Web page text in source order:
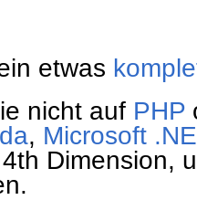
etwas
nicht auf PHP
, Microsoft
Dimension,